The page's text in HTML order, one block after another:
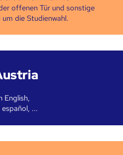
offenen Tür und sonstige
die Studienwahl.
English,
...